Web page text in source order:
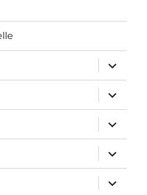
ouvrir
le
sous-
menu
ouvrir
le
sous-
menu
ouvrir
le
sous-
menu
ouvrir
le
sous-
menu
ouvrir
le